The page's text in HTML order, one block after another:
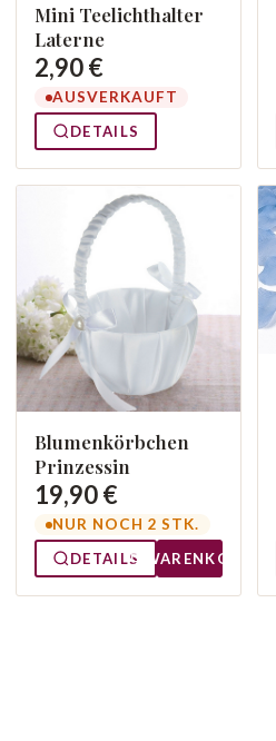
Mini Teelichthalter
Laterne
2,90 €
AUSVERKAUFT
DETAILS
Blumenkörbchen
Prinzessin
19,90 €
NUR NOCH 2 STK.
DETAILS
WARENKORB